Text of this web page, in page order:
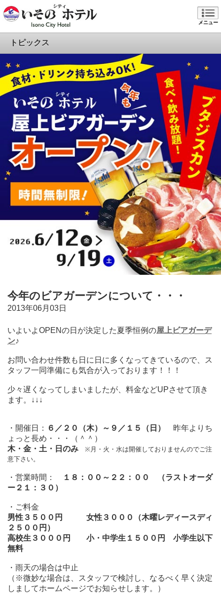
メニュー
トピックス
今年のビアガーデンについて・・・
2013年06月03日
いよいよOPENの日が決定した夏季恒例の屋上ビアガーデ
ン♪
お問い合わせ件数も日に日に多くなってきているので、ス
タッフ一同準備にも気合が入っております！！！
少々遅くなってしまいましたが、料金などUPさせて頂き
ます。↓↓↓
・開催日： ６／２０（木）～９／１５（日）
昨年よりち
ょっと長め・・・（＾＾）
木・金・土・日のみ
※月・火・水は開催しておりませんのでご注
意下さい。
・営業時間：
１８：００～２２：００ （ラストオーダ
ー２１：３０）
・ご料金
男性３５００円 女性３０００（木曜レディースディ
２５００円）
高校生３０００円 小・中学生１５００円 小学生以下
無料
・雨天の場合は中止
（※微妙な場合は、スタッフで検討し、なるべく早く決定
しましてホームページでお知らせします。）